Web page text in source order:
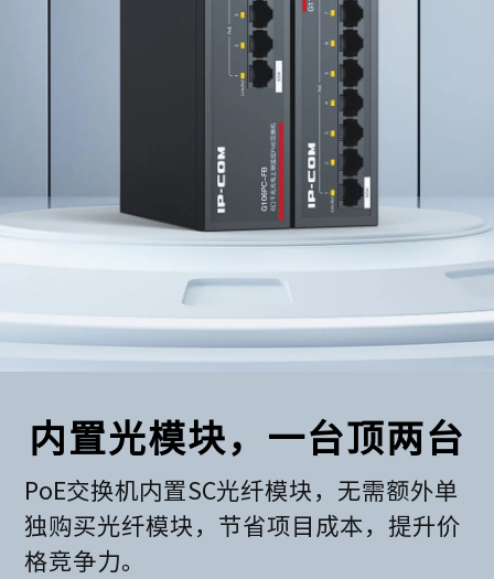
内置光模块，一台顶两台
PoE交换机内置SC光纤模块，无需额外单
独购买光纤模块，节省项目成本，提升价
格竞争力。